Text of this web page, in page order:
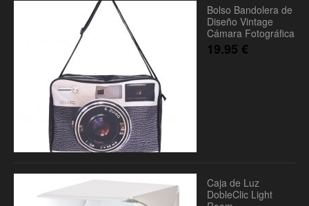
Bolso Bandolera de
Diseño Vintage
Cámara Fotográfica
19.95 €
Caja de Luz
DobleClic Light